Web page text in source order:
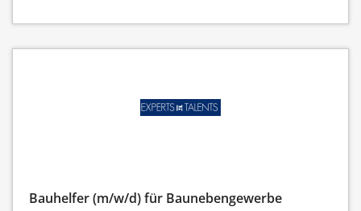
Bauhelfer (m/w/d) für Baunebengewerbe